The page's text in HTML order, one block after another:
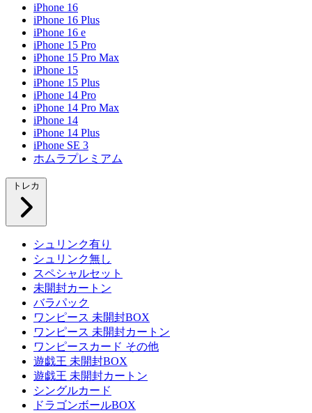
iPhone 16
iPhone 16 Plus
iPhone 16 e
iPhone 15 Pro
iPhone 15 Pro Max
iPhone 15
iPhone 15 Plus
iPhone 14 Pro
iPhone 14 Pro Max
iPhone 14
iPhone 14 Plus
iPhone SE 3
ホムラプレミアム
トレカ
シュリンク有り
シュリンク無し
スペシャルセット
未開封カートン
バラパック
ワンピース 未開封BOX
ワンピース 未開封カートン
ワンピースカード その他
遊戯王 未開封BOX
遊戯王 未開封カートン
シングルカード
ドラゴンボールBOX